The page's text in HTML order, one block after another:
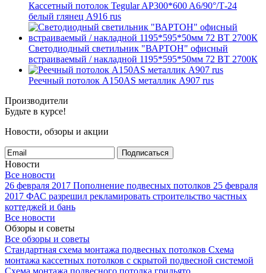
Кассетный потолок Tegular AP300*600 A6/90°/Т-24
белый глянец A916 rus
Светодиодный светильник "ВАРТОН" офисный
встраиваемый / накладной 1195*595*50мм 72 ВТ 2700К
Реечный потолок A150AS металлик А907 rus
Производители
Будьте в курсе!
Новости, обзоры и акции
Подписаться
Новости
Все новости
26 февраля 2017 Пополнение подвесных потолков 25 февраля
2017 ФАС разрешил рекламировать строительство частных
коттеджей и бань
Все новости
Обзоры и советы
Все обзоры и советы
Стандартная схема монтажа подвесных потолков Схема
монтажа кассетных потолков с скрытой подвесной системой
Схема монтажа подвесного потолка грильято